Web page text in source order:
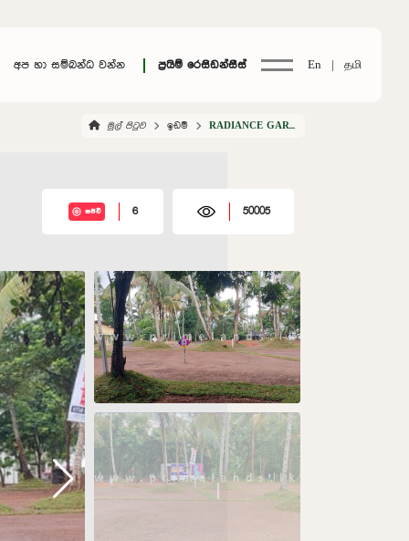
අප හා සම්බන්ධ වන්න ප්‍රයිම් රෙසිඩන්සීස් En | தமி
මුල් පිටුව ඉඩම් RADIANCE GARDEN ATHURUGIRIYA
සජීවී 6 50005